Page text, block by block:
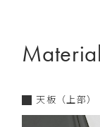
Material
天板（上部）